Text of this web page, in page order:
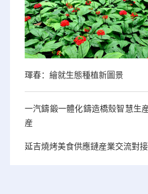
琿春：繪就生態種植新圖景
一汽鑄鍛一體化鑄造橋殼智慧生
産
延吉燒烤美食供應鏈産業交流對